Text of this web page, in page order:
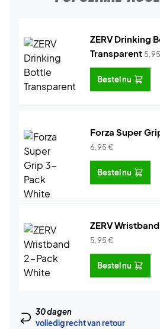
ZERV Drinking
Transparent 5,95
Bestel nu
Forza Super
6,95€
Bestel nu
ZERV
5,95€
Bestel nu
30 dagen
volledig recht van retour